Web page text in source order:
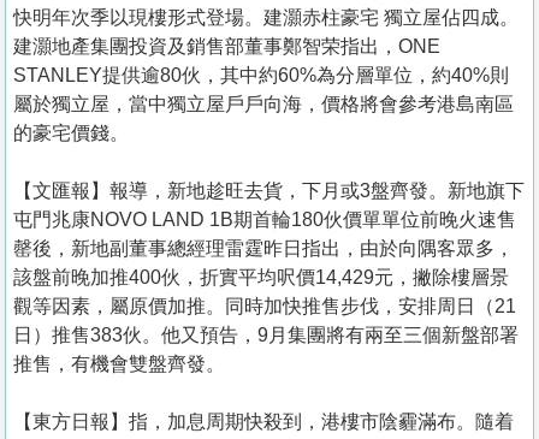
快明年次季以現樓形式登場。建灝赤柱豪宅 獨立屋佔四成。
建灝地產集團投資及銷售部董事鄭智荣指出，ONE
STANLEY提供逾80伙，其中約60%為分層單位，約40%則
屬於獨立屋，當中獨立屋戶戶向海，價格將會參考港島南區
的豪宅價錢。
【文匯報】報導，新地趁旺去貨，下月或3盤齊發。新地旗下
屯門兆康NOVO LAND 1B期首輪180伙價單單位前晚火速售
罄後，新地副董事總經理雷霆昨日指出，由於向隅客眾多，
該盤前晚加推400伙，折實平均呎價14,429元，撇除樓層景
觀等因素，屬原價加推。同時加快推售步伐，安排周日（21
日）推售383伙。他又預告，9月集團將有兩至三個新盤部署
推售，有機會雙盤齊發。
【東方日報】指，加息周期快殺到，港樓市陰霾滿布。隨着